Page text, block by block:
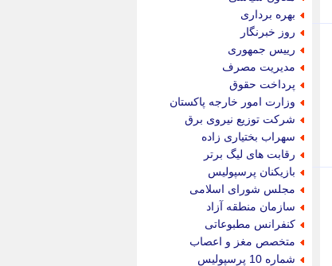
بهره برداری
روز خبرنگار
رییس جمهوری
مدیریت مصرف
پرداخت حقوق
وزارت امور خارجه پاکستان
شرکت توزیع نیروی برق
سهراب بختیاری زاده
رقابت های لیگ برتر
بازیکنان پرسپولیس
مجلس شورای اسلامی
سازمان منطقه آزاد
کنفرانس مطبوعاتی
متخصص مغز و اعصاب
شماره 10 پرسپولیس